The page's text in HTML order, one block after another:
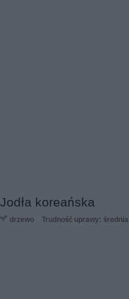
Jodła koreańska
drzewo Trudność uprawy: średnia